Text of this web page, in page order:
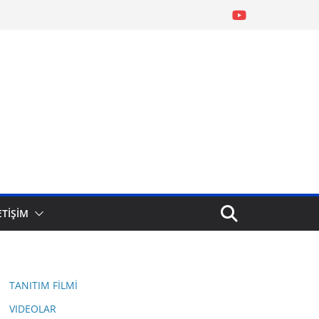
TANITIM FİLMİ
VIDEOLAR